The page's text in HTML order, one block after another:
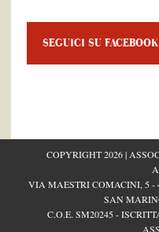
SEGUICI SU FACEBOOK
COPYRIGHT 2026 |
VIA MAESTRI COMACINI, 5 -
SAN
C.O.E. SM20245 -